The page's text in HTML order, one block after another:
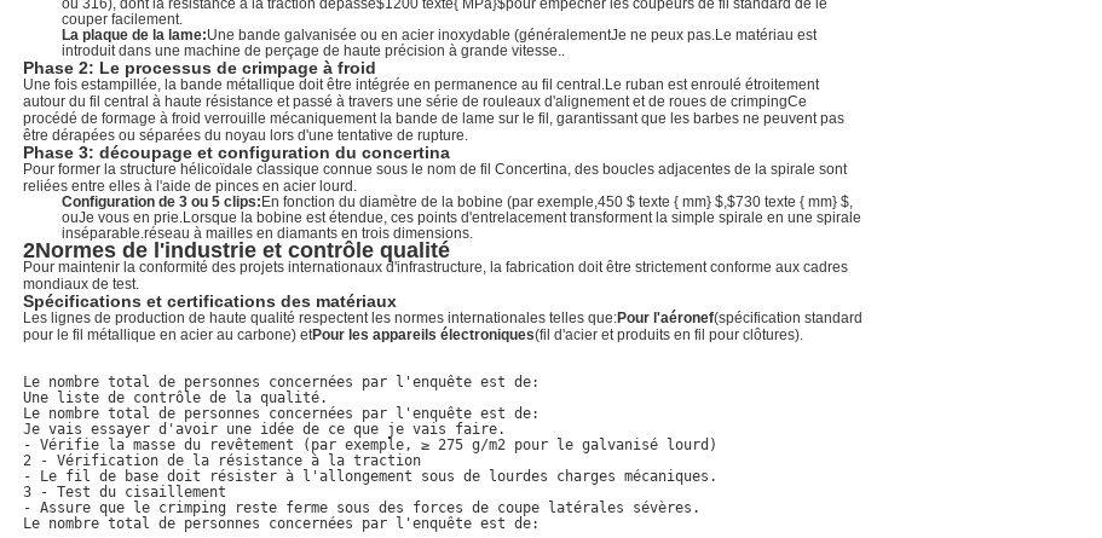
ou 316), dont la résistance à la traction dépasse$1200 texte{ MPa}$pour empêcher les coupeurs de fil standard de le
couper facilement.
La plaque de la lame:Une bande galvanisée ou en acier inoxydable (généralementJe ne peux pas.Le matériau est
introduit dans une machine de perçage de haute précision à grande vitesse..
Phase 2: Le processus de crimpage à froid
Une fois estampillée, la bande métallique doit être intégrée en permanence au fil central.Le ruban est enroulé étroitement
autour du fil central à haute résistance et passé à travers une série de rouleaux d'alignement et de roues de crimpingCe
procédé de formage à froid verrouille mécaniquement la bande de lame sur le fil, garantissant que les barbes ne peuvent pas
être dérapées ou séparées du noyau lors d'une tentative de rupture.
Phase 3: découpage et configuration du concertina
Pour former la structure hélicoïdale classique connue sous le nom de fil Concertina, des boucles adjacentes de la spirale sont
reliées entre elles à l'aide de pinces en acier lourd.
Configuration de 3 ou 5 clips: En fonction du diamètre de la bobine (par exemple,450 $ texte { mm} $,$730 texte { mm} $,
ouJe vous en prie.Lorsque la bobine est étendue, ces points d'entrelacement transforment la simple spirale en une spirale
inséparable.réseau à mailles en diamants en trois dimensions.
2Normes de l'industrie et contrôle qualité
Pour maintenir la conformité des projets internationaux d'infrastructure, la fabrication doit être strictement conforme aux cadres
mondiaux de test.
Spécifications et certifications des matériaux
Les lignes de production de haute qualité respectent les normes internationales telles que:Pour l'aéronef(spécification standard
pour le fil métallique en acier au carbone) etPour les appareils électroniques(fil d'acier et produits en fil pour clôtures).
Le nombre total de personnes concernées par l'enquête est de:
Une liste de contrôle de la qualité.
Le nombre total de personnes concernées par l'enquête est de:
Je vais essayer d'avoir une idée de ce que je vais faire.
- Vérifie la masse du revêtement (par exemple, ≥ 275 g/m2 pour le galvanisé lourd)
2 - Vérification de la résistance à la traction
- Le fil de base doit résister à l'allongement sous de lourdes charges mécaniques.
3 - Test du cisaillement
- Assure que le crimping reste ferme sous des forces de coupe latérales sévères.
Le nombre total de personnes concernées par l'enquête est de: